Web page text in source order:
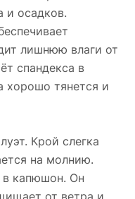
и осадков.
лишнюю влаги от
спандекса в
хорошо тянется и
Крой слегка
на молнию.
в капюшон. Он